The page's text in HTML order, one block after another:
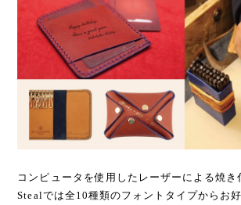
コンピュータを使用したレーザーによる焼き
Stealでは全10種類のフォントタイプからお